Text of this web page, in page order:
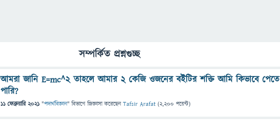
সম্পর্কিত প্রশ্নগুচ্ছ
আমরা জানি E=mc^2 তাহলে আমার ২ কেজি ওজনের বইটির শক্তি আমি কিভাবে পেতে
পারি?
11 ফেব্রুয়ারি 2021 "পদার্থবিজ্ঞান" বিভাগে জিজ্ঞাসাকরেছেনTafsir Arafat (2,200 পয়েন্ট)